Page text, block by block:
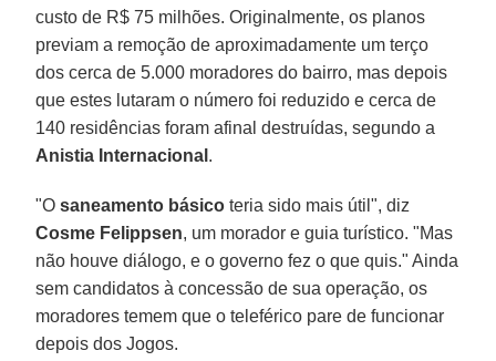
custo de R$ 75 milhões. Originalmente, os planos
previam a remoção de aproximadamente um terço
dos cerca de 5.000 moradores do bairro, mas depois
que estes lutaram o número foi reduzido e cerca de
140 residências foram afinal destruídas, segundo a
Anistia Internacional .
"Osaneamento básico teria sido mais útil", diz
Cosme Felippsen, um morador e guia turístico. "Mas
não houve diálogo, e o governo fez o que quis." Ainda
sem candidatos à concessão de sua operação, os
moradores temem que o teleférico pare de funcionar
depois dos Jogos.